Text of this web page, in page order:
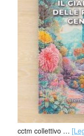
cctm collettivo …